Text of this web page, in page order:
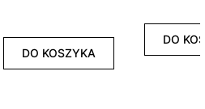
DO KOSZYKA
DO